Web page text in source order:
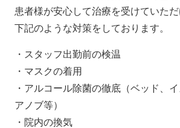
患者様が安心して治療を受けていた
下記のような対策をしております。
・スタッフ出勤前の検温
・マスクの着用
・アルコール除菌の徹底（ベッド、
アノブ等）
・院内の換気